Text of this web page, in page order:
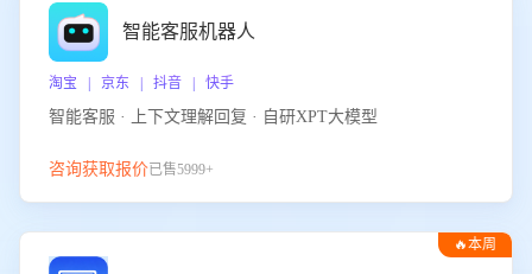
智能客服机器人
淘宝 | 京东 | 抖音 | 快手
智能客服 · 上下文理解回复 · 自研XPT大模型
咨询获取报价已售5999+
🔥本周